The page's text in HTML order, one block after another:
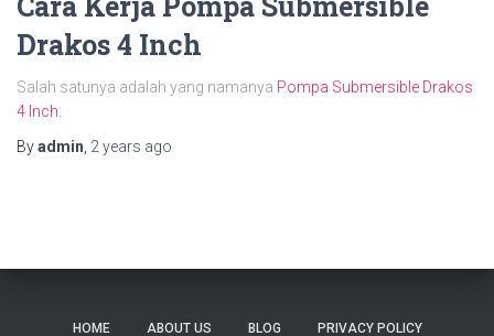
Drakos 4 Inch
Salah satunya adalah yang namanya Pompa Submersible Drakos
4 Inch.
Byadmin 2 years ago
HOME ABOUT US BLOG PRIVACY POLICY